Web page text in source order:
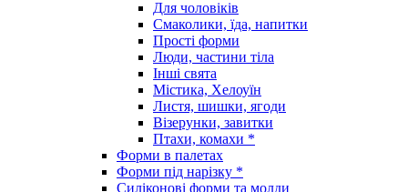
Для чоловіків
Смаколики, їда, напитки
Прості форми
Люди, частини тіла
Інші свята
Містика, Хелоуїн
Листя, шишки, ягоди
Візерунки, завитки
Птахи, комахи *
Форми в палетах
Форми під нарізку *
Силіконові форми та молди